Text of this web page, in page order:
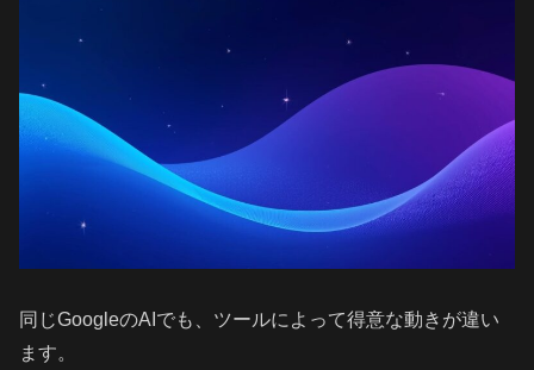
同じGoogleのAIでも、ツールによって得意な動きが違い
ます。